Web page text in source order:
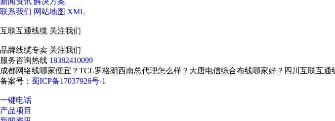
联系我们 网站地图 XML
互联互通线缆 关注我们
品牌线缆专卖 关注我们
服务咨询热线 18382410099
成都网络线哪家便宜？TCL罗格朗西南总代理怎么样？大唐电信综合布线哪家好？四川互联互
备案号： 蜀ICP备17037926号-1
一键电话
产品项目